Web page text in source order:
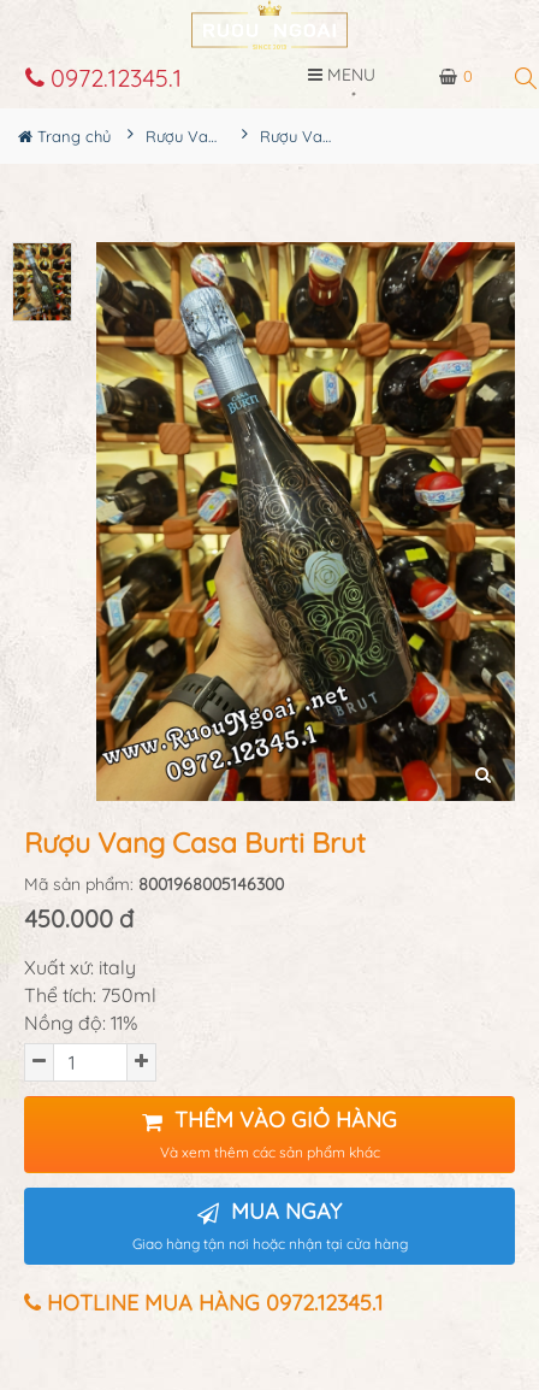
0
0972.12345.1 MENU
Trang chủ Rượu Vang Rượu Vang Casa Burti Brut
Rượu Vang Casa Burti Brut
Mã sản phẩm: 8001968005146300
450.000 đ
Xuất xứ: italy
Thể tích: 750ml
Nồng độ: 11%
THÊM VÀO GIỎ HÀNG
Và xem thêm các sản phẩm khác
MUA NGAY
Giao hàng tận nơi hoặc nhận tại cửa hàng
HOTLINE MUA HÀNG 0972.12345.1